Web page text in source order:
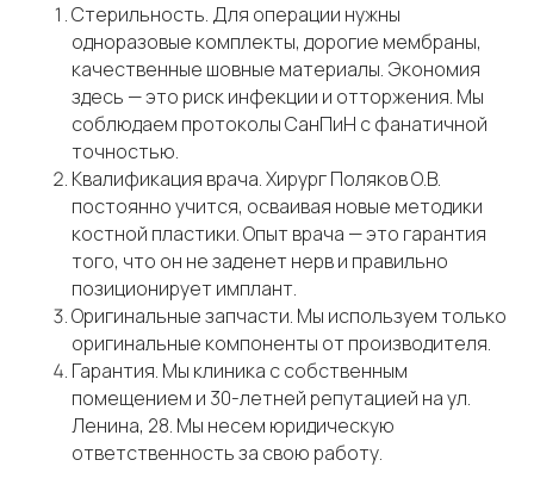
Стерильность. Для операции нужны
одноразовые комплекты, дорогие мембраны,
качественные шовные материалы. Экономия
здесь — это риск инфекции и отторжения. Мы
соблюдаем протоколы СанПиН с фанатичной
точностью.
Квалификация врача. Хирург Поляков О.В.
постоянно учится, осваивая новые методики
костной пластики. Опыт врача — это гарантия
того, что он не заденет нерв и правильно
позиционирует имплант.
Оригинальные запчасти. Мы используем только
оригинальные компоненты от производителя.
Гарантия. Мы клиника с собственным
помещением и 30-летней репутацией на ул.
Ленина, 28. Мы несем юридическую
ответственность за свою работу.